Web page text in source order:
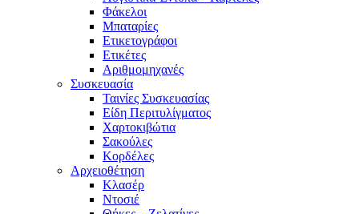
Φάκελοι
Μπαταρίες
Ετικετογράφοι
Ετικέτες
Αριθμομηχανές
Συσκευασία
Ταινίες Συσκευασίας
Είδη Περιτυλίγματος
Χαρτοκιβώτια
Σακούλες
Κορδέλες
Αρχειοθέτηση
Κλασέρ
Ντοσιέ